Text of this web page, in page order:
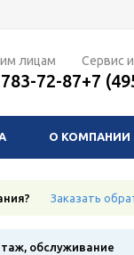
лицам
72-87
Сервис
+7
О КОМПАНИИ
Заказать
обслуживание